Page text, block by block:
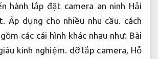
hành lắp đặt camera an ninh Hải
Áp dụng cho nhiều nhu cầu.
cách
các cái hình khác nhau như: Bài
kinh nghiệm. dỡ lắp camera, Hỗ